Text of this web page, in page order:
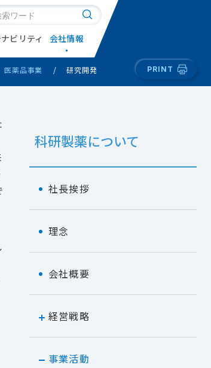
ビリティ 会社情報
医薬品事業 研究開発 PRINT
科研製薬について
社長挨拶
理念
会社概要
経営戦略
事業活動